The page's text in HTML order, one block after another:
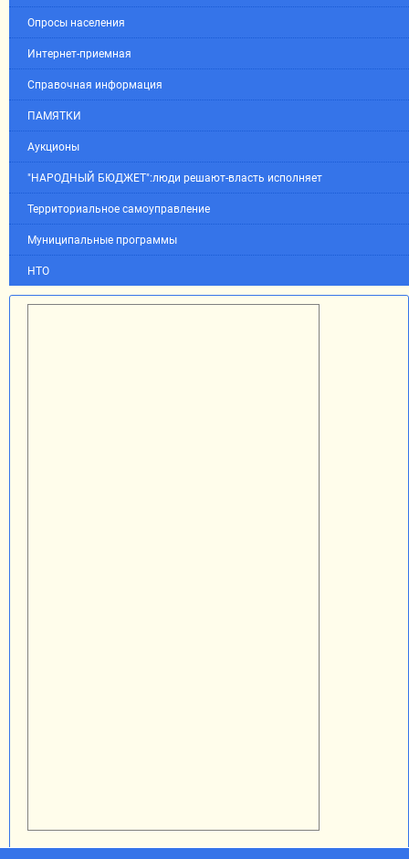
Опросы населения
Интернет-приемная
Справочная информация
ПАМЯТКИ
Аукционы
"НАРОДНЫЙ БЮДЖЕТ":люди решают-власть исполняет
Территориальное самоуправление
Муниципальные программы
НТО